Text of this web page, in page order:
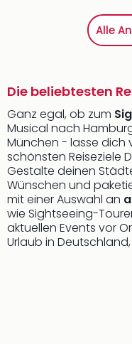
Alle
Die beliebtesten
Ganz egal, ob zum
Musical nach
München - lasse dich
schönsten Reiseziele
Gestalte deinen
Wünschen und
mit einer Auswahl an
wie Sightseeing-
aktuellen Events vor
Urlaub in